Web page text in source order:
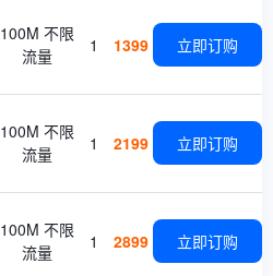
100M 不限
流量
1 1399 立即订购
100M 不限
流量
1 2199 立即订购
100M 不限
流量
1 2899 立即订购